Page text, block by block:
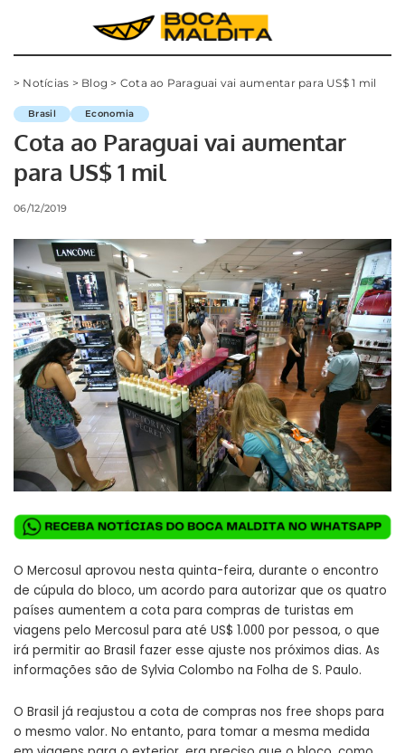
> Notícias > Blog > Cota ao Paraguai vai aumentar para US$ 1 mil
Brasil Economia
Cota ao Paraguai vai aumentar
para US$ 1 mil
06/12/2019
O Mercosul aprovou nesta quinta-feira, durante o encontro
de cúpula do bloco, um acordo para autorizar que os quatro
países aumentem a cota para compras de turistas em
viagens pelo Mercosul para até US$ 1.000 por pessoa, o que
irá permitir ao Brasil fazer esse ajuste nos próximos dias. As
informações são de Sylvia Colombo na Folha de S. Paulo.
O Brasil já reajustou a cota de compras nos free shops para
o mesmo valor. No entanto, para tomar a mesma medida